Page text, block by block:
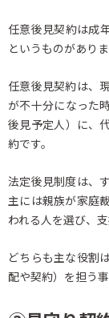
任意後見契約は成
というものがあり
任意後見契約は、
が不十分になった
後見予定人）に、
約です。
法定後見制度は、
主には親族が家庭
われる人を選び、
どちらも主な役割
配や契約）を担う事